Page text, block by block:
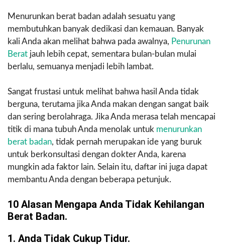
Menurunkan berat badan adalah sesuatu yang
membutuhkan banyak dedikasi dan kemauan. Banyak
kali Anda akan melihat bahwa pada awalnya, Penurunan
Berat jauh lebih cepat, sementara bulan-bulan mulai
berlalu, semuanya menjadi lebih lambat.
Sangat frustasi untuk melihat bahwa hasil Anda tidak
berguna, terutama jika Anda makan dengan sangat baik
dan sering berolahraga. Jika Anda merasa telah mencapai
titik di mana tubuh Anda menolak untuk menurunkan
berat badan, tidak pernah merupakan ide yang buruk
untuk berkonsultasi dengan dokter Anda, karena
mungkin ada faktor lain. Selain itu, daftar ini juga dapat
membantu Anda dengan beberapa petunjuk.
10 Alasan Mengapa Anda Tidak Kehilangan
Berat Badan.
1. Anda Tidak Cukup Tidur.